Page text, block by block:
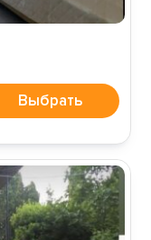
Выбрать